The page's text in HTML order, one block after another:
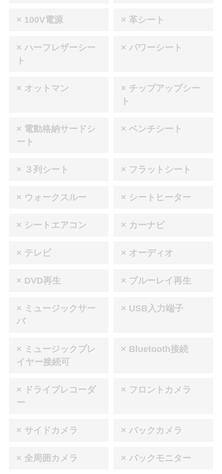
× 100V電源 × 革シート
× ハーフレザーシー
ト
× パワーシート
× オットマン
× チップアップシー
ト
× 電動格納サードシ
ート
× ベンチシート
× ３列シート × フラットシート
× ウォークスルー × シートヒーター
× シートエアコン × カーナビ
× テレビ × オーディオ
× DVD再生 × ブルーレイ再生
× ミュージックサー
バ
× USB入力端子
× ミュージックプレ
イヤー接続可
× Bluetooth接続
× ドライブレコーダ
ー
× フロントカメラ
× サイドカメラ × バックカメラ
× 全周囲カメラ × バックモニター